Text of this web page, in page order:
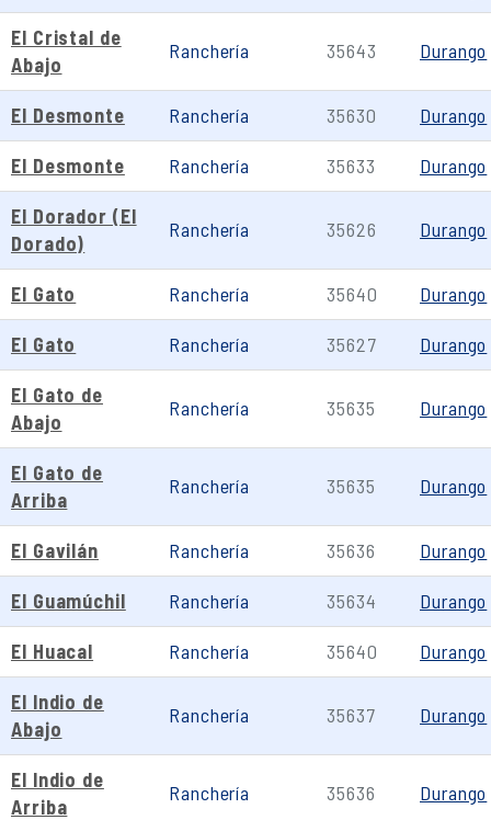
El Cristal de
Abajo
Ranchería 35643 Durango
El Desmonte Ranchería 35630 Durango
El Desmonte Ranchería 35633 Durango
El Dorador (El
Dorado)
Ranchería 35626 Durango
El Gato Ranchería 35640 Durango
El Gato Ranchería 35627 Durango
El Gato de
Abajo
Ranchería 35635 Durango
El Gato de
Arriba
Ranchería 35635 Durango
El Gavilán Ranchería 35636 Durango
El Guamúchil Ranchería 35634 Durango
El Huacal Ranchería 35640 Durango
El Indio de
Abajo
Ranchería 35637 Durango
El Indio de
Arriba
Ranchería 35636 Durango